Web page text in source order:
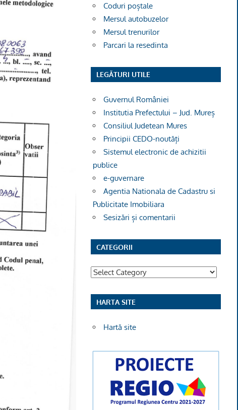
Coduri poștale
Mersul autobuzelor
Mersul trenurilor
Parcari la resedinta
LEGĂTURI UTILE
Guvernul României
Institutia Prefectului – Jud. Mureș
Consiliul Judetean Mures
Principii CEDO-noutăți
Sistemul electronic de achizitii
publice
e-guvernare
Agentia Nationala de Cadastru si
Publicitate Imobiliara
Sesizări și comentarii
CATEGORII
Categorii
HARTA SITE
Hartă site